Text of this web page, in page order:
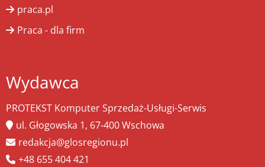
praca.pl
Praca - dla firm
Wydawca
PROTEKST Komputer Sprzedaż-Usługi-Serwis
ul. Głogowska 1, 67-400 Wschowa
redakcja@glosregionu.pl
+48 655 404 421